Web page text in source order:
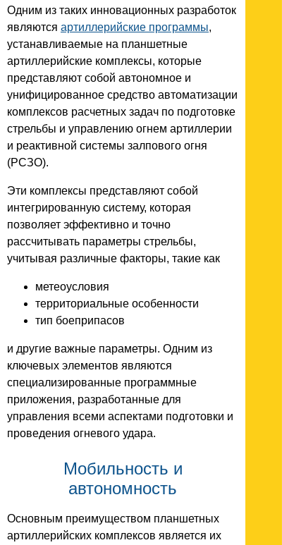
Одним из таких инновационных разработок
являются артиллерийские программы,
устанавливаемые на планшетные
артиллерийские комплексы, которые
представляют собой автономное и
унифицированное средство автоматизации
комплексов расчетных задач по подготовке
стрельбы и управлению огнем артиллерии
и реактивной системы залпового огня
(РСЗО).
Эти комплексы представляют собой
интегрированную систему, которая
позволяет эффективно и точно
рассчитывать параметры стрельбы,
учитывая различные факторы, такие как
метеоусловия
территориальные особенности
тип боеприпасов
и другие важные параметры. Одним из
ключевых элементов являются
специализированные программные
приложения, разработанные для
управления всеми аспектами подготовки и
проведения огневого удара.
Мобильность и
автономность
Основным преимуществом планшетных
артиллерийских комплексов является их